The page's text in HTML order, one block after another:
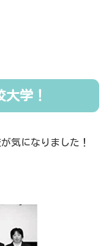
学！
気になりました！